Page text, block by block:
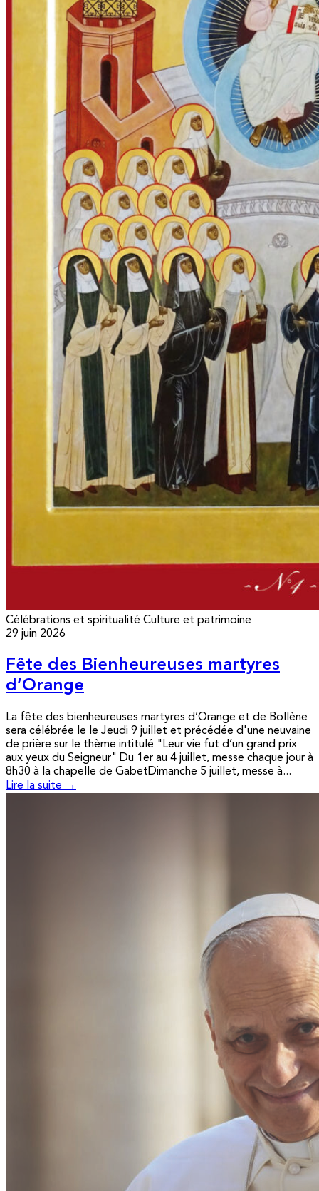
Célébrations et spiritualité Culture et patrimoine
29 juin 2026
Fête des Bienheureuses martyres
d’Orange
La fête des bienheureuses martyres d’Orange et de Bollène
sera célébrée le le Jeudi 9 juillet et précédée d'une neuvaine
de prière sur le thème intitulé "Leur vie fut d’un grand prix
aux yeux du Seigneur" Du 1er au 4 juillet, messe chaque jour à
8h30 à la chapelle de GabetDimanche 5 juillet, messe à...
Lire la suite →